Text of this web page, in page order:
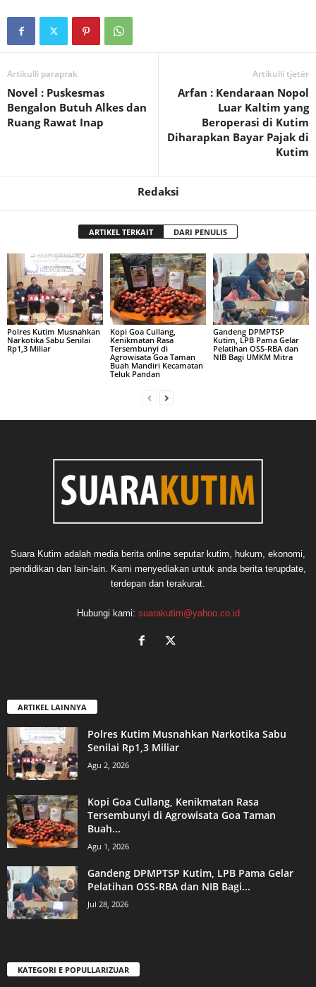
Artikulli paraprak
Novel : Puskesmas
Bengalon Butuh Alkes dan
Ruang Rawat Inap
Artikulli tjetër
Arfan : Kendaraan Nopol
Luar Kaltim yang
Beroperasi di Kutim
Diharapkan Bayar Pajak di
Kutim
Redaksi
ARTIKEL TERKAIT DARI PENULIS
Polres Kutim Musnahkan
Narkotika Sabu Senilai
Rp1,3 Miliar
Kopi Goa Cullang,
Kenikmatan Rasa
Tersembunyi di
Agrowisata Goa Taman
Buah Mandiri Kecamatan
Teluk Pandan
Gandeng DPMPTSP
Kutim, LPB Pama Gelar
Pelatihan OSS-RBA dan
NIB Bagi UMKM Mitra
Suara Kutim adalah media berita online seputar kutim, hukum, ekonomi,
pendidikan dan lain-lain. Kami menyediakan untuk anda berita terupdate,
terdepan dan terakurat.
Hubungi kami: suarakutim@yahoo.co.id
ARTIKEL LAINNYA
Polres Kutim Musnahkan Narkotika Sabu
Senilai Rp1,3 Miliar
Agu 2, 2026
Kopi Goa Cullang, Kenikmatan Rasa
Tersembunyi di Agrowisata Goa Taman
Buah...
Agu 1, 2026
Gandeng DPMPTSP Kutim, LPB Pama Gelar
Pelatihan OSS-RBA dan NIB Bagi...
Jul 28, 2026
KATEGORI E POPULLARIZUAR